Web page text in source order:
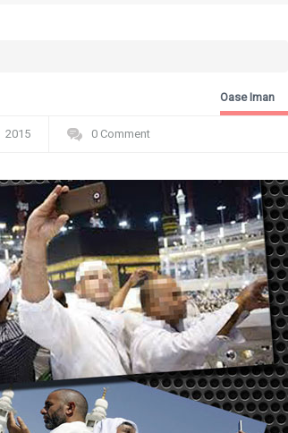
Oase Iman
2015 0 Comment